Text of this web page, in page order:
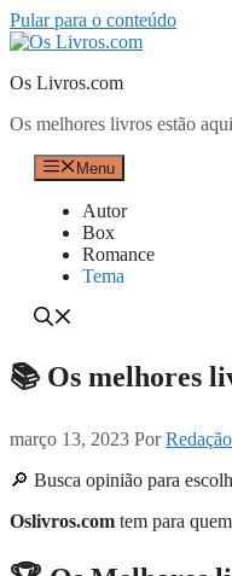
Pular para o conteúdo
Os Livros.com
Os melhores livros estão
Menu
Autor
Box
Romance
Tema
📚 Os melhores
março 13, 2023 PorRedação
🔎 Busca opinião para
Oslivros.com tem para